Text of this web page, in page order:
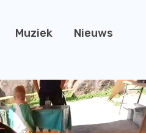
Muziek Nieuws